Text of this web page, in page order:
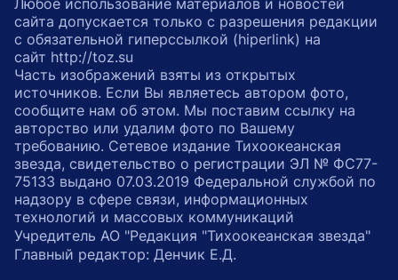
Любое использование материалов и новостей
сайта допускается только с разрешения редакции
с обязательной гиперссылкой (hiperlink) на
сайт http://toz.su
Часть изображений взяты из открытых
источников. Если Вы являетесь автором фото,
сообщите нам об этом. Мы поставим ссылку на
авторство или удалим фото по Вашему
требованию. Сетевое издание Тихоокеанская
звезда, свидетельство о регистрации ЭЛ № ФС77-
75133 выдано 07.03.2019 Федеральной службой по
надзору в сфере связи, информационных
технологий и массовых коммуникаций
Учредитель АО "Редакция "Тихоокеанская звезда"
Главный редактор: Денчик Е.Д.